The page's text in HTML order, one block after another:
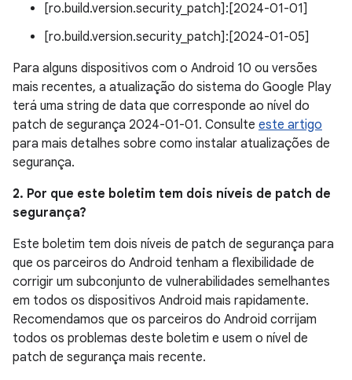
[ro.build.version.security_patch]:[2024-01-01]
[ro.build.version.security_patch]:[2024-01-05]
Para alguns dispositivos com o Android 10 ou versões
mais recentes, a atualização do sistema do Google Play
terá uma string de data que corresponde ao nível do
patch de segurança 2024-01-01. Consulte este artigo
para mais detalhes sobre como instalar atualizações de
segurança.
2. Por que este boletim tem dois níveis de patch de
segurança?
Este boletim tem dois níveis de patch de segurança para
que os parceiros do Android tenham a flexibilidade de
corrigir um subconjunto de vulnerabilidades semelhantes
em todos os dispositivos Android mais rapidamente.
Recomendamos que os parceiros do Android corrijam
todos os problemas deste boletim e usem o nível de
patch de segurança mais recente.